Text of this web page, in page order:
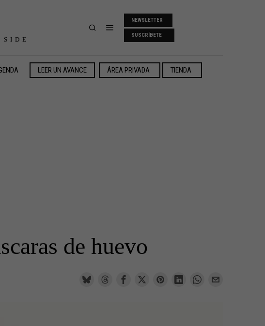
NEWSLETTER
SUSCRÍBETE
LEER UN AVANCE ÁREA PRIVADA TIENDA
de huevo